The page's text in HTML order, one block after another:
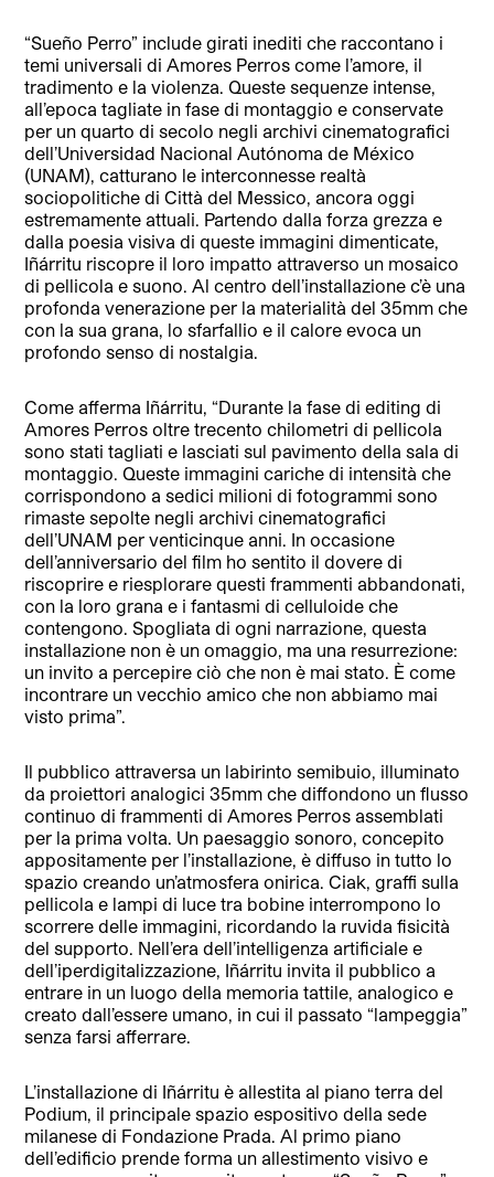
“Sueño Perro” include girati inediti che raccontano i
temi universali di Amores Perros come l’amore, il
tradimento e la violenza. Queste sequenze intense,
all’epoca tagliate in fase di montaggio e conservate
per un quarto di secolo negli archivi cinematografici
dell’Universidad Nacional Autónoma de México
(UNAM), catturano le interconnesse realtà
sociopolitiche di Città del Messico, ancora oggi
estremamente attuali. Partendo dalla forza grezza e
dalla poesia visiva di queste immagini dimenticate,
Iñárritu riscopre il loro impatto attraverso un mosaico
di pellicola e suono. Al centro dell’installazione c’è una
profonda venerazione per la materialità del 35mm che
con la sua grana, lo sfarfallio e il calore evoca un
profondo senso di nostalgia.
Come afferma Iñárritu, “Durante la fase di editing di
Amores Perros oltre trecento chilometri di pellicola
sono stati tagliati e lasciati sul pavimento della sala di
montaggio. Queste immagini cariche di intensità che
corrispondono a sedici milioni di fotogrammi sono
rimaste sepolte negli archivi cinematografici
dell’UNAM per venticinque anni. In occasione
dell’anniversario del film ho sentito il dovere di
riscoprire e riesplorare questi frammenti abbandonati,
con la loro grana e i fantasmi di celluloide che
contengono. Spogliata di ogni narrazione, questa
installazione non è un omaggio, ma una resurrezione:
un invito a percepire ciò che non è mai stato. È come
incontrare un vecchio amico che non abbiamo mai
visto prima”.
Il pubblico attraversa un labirinto semibuio, illuminato
da proiettori analogici 35mm che diffondono un flusso
continuo di frammenti di Amores Perros assemblati
per la prima volta. Un paesaggio sonoro, concepito
appositamente per l’installazione, è diffuso in tutto lo
spazio creando un’atmosfera onirica. Ciak, graffi sulla
pellicola e lampi di luce tra bobine interrompono lo
scorrere delle immagini, ricordando la ruvida fisicità
del supporto. Nell’era dell’intelligenza artificiale e
dell’iperdigitalizzazione, Iñárritu invita il pubblico a
entrare in un luogo della memoria tattile, analogico e
creato dall’essere umano, in cui il passato “lampeggia”
senza farsi afferrare.
L’installazione di Iñárritu è allestita al piano terra del
Podium, il principale spazio espositivo della sede
milanese di Fondazione Prada. Al primo piano
dell’edificio prende forma un allestimento visivo e